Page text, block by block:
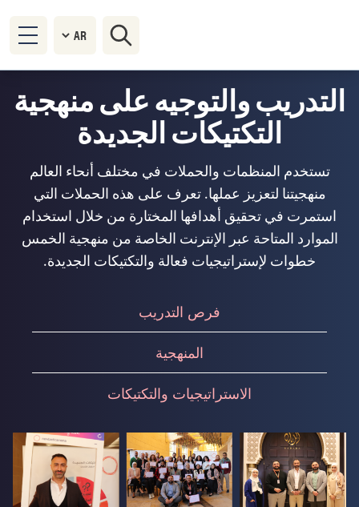
التدريب والتوجيه على منهجية
التكتيكات الجديدة
تستخدم المنظمات والحملات في مختلف أنحاء العالم
منهجيتنا لتعزيز عملها. تعرف على هذه الحملات التي
استمرت في تحقيق أهدافها المختارة من خلال استخدام
الموارد المتاحة عبر الإنترنت الخاصة من منهجية الخمس
خطوات لإستراتيجيات فعالة والتكتيكات الجديدة.
فرص التدريب
المنهجية
الاستراتيجيات والتكتيكات